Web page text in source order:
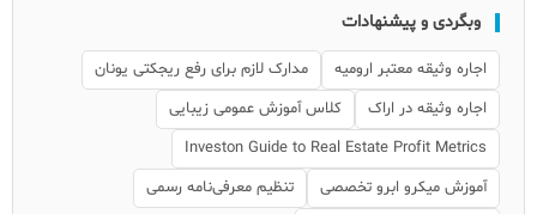
وبگردی و پیشنهادات
اجاره وثیقه معتبر ارومیه
مدارک لازم برای رفع ریجکتی یونان
اجاره وثیقه در اراک
کلاس آموزش عمومی زیبایی
Investon Guide to Real Estate Profit Metrics
آموزش میکرو ابرو تخصصی
تنظیم معرفی‌نامه رسمی